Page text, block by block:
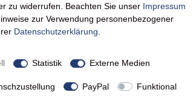
0,0 g
0,0 g
66,0 g
65,0 g
zu widerrufen. Beachten Sie unser Impressum
zur Verwendung personenbezogener
Daten­schutz­erklärung
Statistik Externe Medien
PayPal Funktional